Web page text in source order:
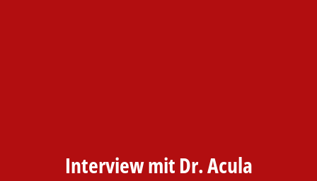
Interview mit Dr. Acula